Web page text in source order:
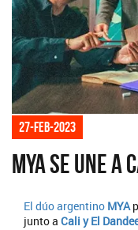
27-feb-2023
MYA se une a
El dúo argentino MYA
junto a Cali y El